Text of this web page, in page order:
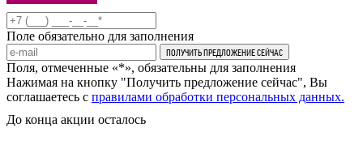
Поле обязательно для заполнения
Поля, отмеченные «*», обязательны для заполнения
Нажимая на кнопку "Получить предложение сейчас", Вы
соглашаетесь с правилами обработки персональных данных.
До конца акции осталось